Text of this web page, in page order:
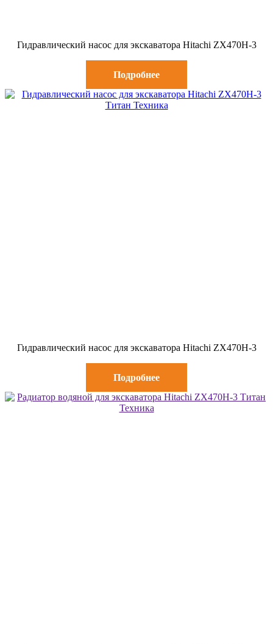
Гидравлический насос для экскаватора Hitachi ZX470H-3
Подробнее
Гидравлический насос для экскаватора Hitachi ZX470H-3
Подробнее